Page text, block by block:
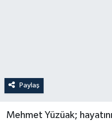
Paylaş
Mehmet Yüzüak;